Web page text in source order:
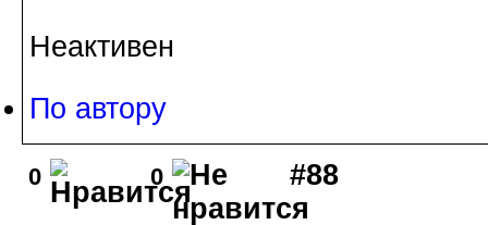
Неактивен
По автору
0 0 #88